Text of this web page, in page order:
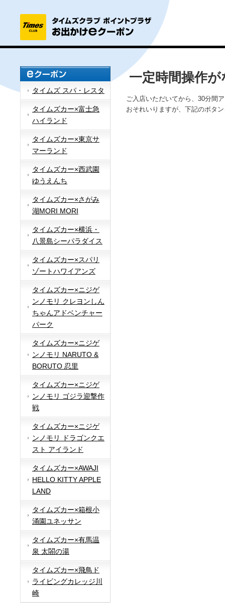
タイムズ スパ・レスタ
タイムズカー×富士急
ハイランド
タイムズカー×東京サ
マーランド
タイムズカー×西武園
ゆうえんち
タイムズカー×さがみ
湖MORI MORI
タイムズカー×横浜・
八景島シーパラダイス
タイムズカー×スパリ
ゾートハワイアンズ
タイムズカー×ニジゲ
ンノモリ クレヨンしん
ちゃんアドベンチャー
パーク
タイムズカー×ニジゲ
ンノモリ NARUTO &
BORUTO 忍里
タイムズカー×ニジゲ
ンノモリ ゴジラ迎撃作
戦
タイムズカー×ニジゲ
ンノモリ ドラゴンクエ
スト アイランド
タイムズカー×AWAJI
HELLO KITTY APPLE
LAND
タイムズカー×箱根小
涌園ユネッサン
タイムズカー×有馬温
泉 太閤の湯
タイムズカー×飛鳥ド
ライビングカレッジ川
崎
一定時間操作
ご入店いただいてから、30分間
おそれいりますが、下記のボタ